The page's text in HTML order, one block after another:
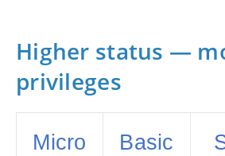
Higher status —
privileges
Micro Basic